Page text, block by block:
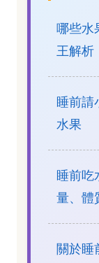
哪些水
王解析
睡前請
水果
睡前吃
量、體
關於睡